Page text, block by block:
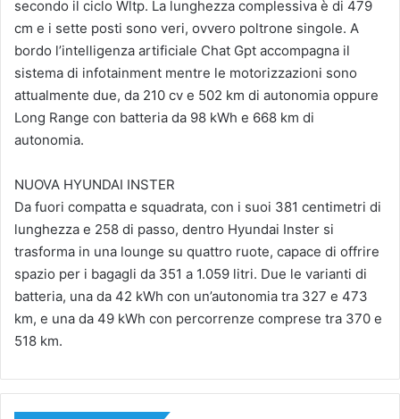
secondo il ciclo Wltp. La lunghezza complessiva è di 479
cm e i sette posti sono veri, ovvero poltrone singole. A
bordo l’intelligenza artificiale Chat Gpt accompagna il
sistema di infotainment mentre le motorizzazioni sono
attualmente due, da 210 cv e 502 km di autonomia oppure
Long Range con batteria da 98 kWh e 668 km di
autonomia.
NUOVA HYUNDAI INSTER
Da fuori compatta e squadrata, con i suoi 381 centimetri di
lunghezza e 258 di passo, dentro Hyundai Inster si
trasforma in una lounge su quattro ruote, capace di offrire
spazio per i bagagli da 351 a 1.059 litri. Due le varianti di
batteria, una da 42 kWh con un’autonomia tra 327 e 473
km, e una da 49 kWh con percorrenze comprese tra 370 e
518 km.